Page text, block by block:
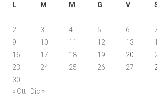
L
M M G V
2
3 4 5 6
9
10 11 12 13
16
17 18 19 20
23
24 25 26 27
30
« Ott
Dic »